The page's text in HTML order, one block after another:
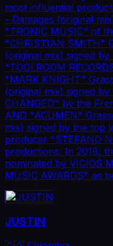
most influential
- Damages (original
"TRONIC MUSIC" of
"CHRISTIAN SMITH"
(original mix) signed
"TOOLROOM
"MARK KNIGHT"
(original mix) signed
CHANGED" by the
AND "ACUMEN"
mix) signed by the top
producer "STEFANO
productions. In 2018,
nominated by VICIOS
MUSIC AWARDS" as
JUSTIN